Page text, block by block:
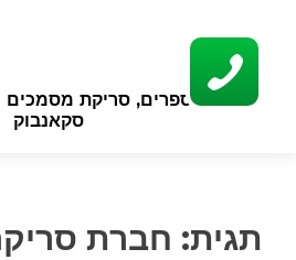
סריקת ספרים, סריקת
סקאנבוק
תגית: חברת